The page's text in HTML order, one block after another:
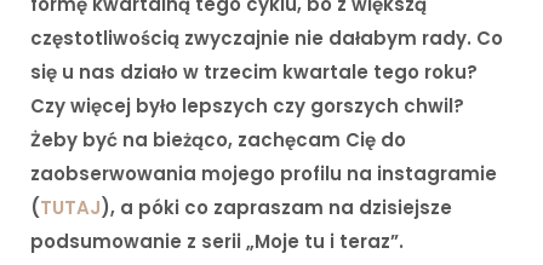
częstotliwością zwyczajnie nie dałabym rady. Co
się u nas działo w trzecim kwartale tego roku?
Czy więcej było lepszych czy gorszych chwil?
Żeby być na bieżąco, zachęcam Cię do
zaobserwowania mojego profilu na instagramie
(TUTAJ), a póki co zapraszam na dzisiejsze
podsumowanie z serii „Moje tu i teraz”.